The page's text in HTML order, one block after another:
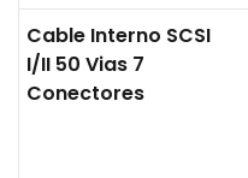
Cable Interno SCSI
I/II 50 Vias 7
Conectores